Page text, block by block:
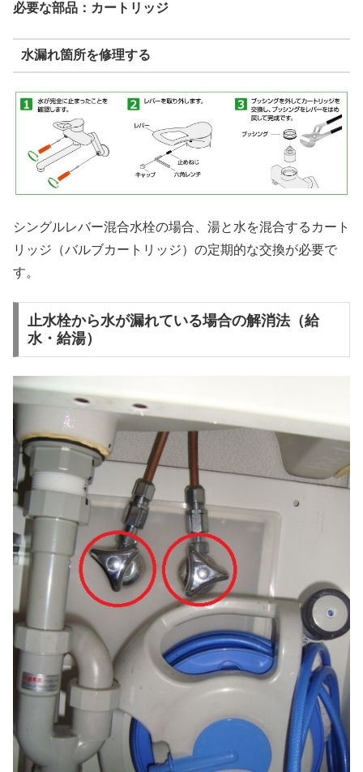
必要な部品：カートリッジ
水漏れ箇所を修理する
シングルレバー混合水栓の場合、湯と水を混合するカート
リッジ（バルブカートリッジ）の定期的な交換が必要で
す。
止水栓から水が漏れている場合の解消法（給
水・給湯）